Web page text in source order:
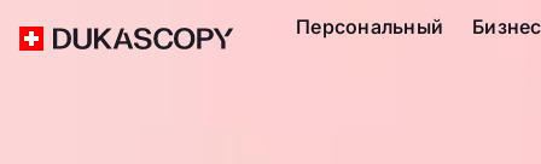
Персональный Бизнес